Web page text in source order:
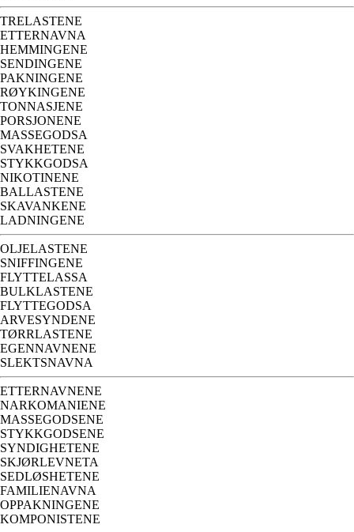
TRELASTENE
ETTERNAVNA
HEMMINGENE
SENDINGENE
PAKNINGENE
RØYKINGENE
TONNASJENE
PORSJONENE
MASSEGODSA
SVAKHETENE
STYKKGODSA
NIKOTINENE
BALLASTENE
SKAVANKENE
LADNINGENE
OLJELASTENE
SNIFFINGENE
FLYTTELASSA
BULKLASTENE
FLYTTEGODSA
ARVESYNDENE
TØRRLASTENE
EGENNAVNENE
SLEKTSNAVNA
ETTERNAVNENE
NARKOMANIENE
MASSEGODSENE
STYKKGODSENE
SYNDIGHETENE
SKJØRLEVNETA
SEDLØSHETENE
FAMILIENAVNA
OPPAKNINGENE
KOMPONISTENE